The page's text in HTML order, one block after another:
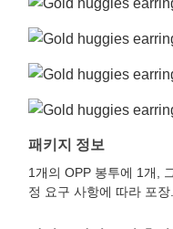
패키지 정보
1개의 OPP 봉투에 1개,
정 요구 사항에 따라 포장.